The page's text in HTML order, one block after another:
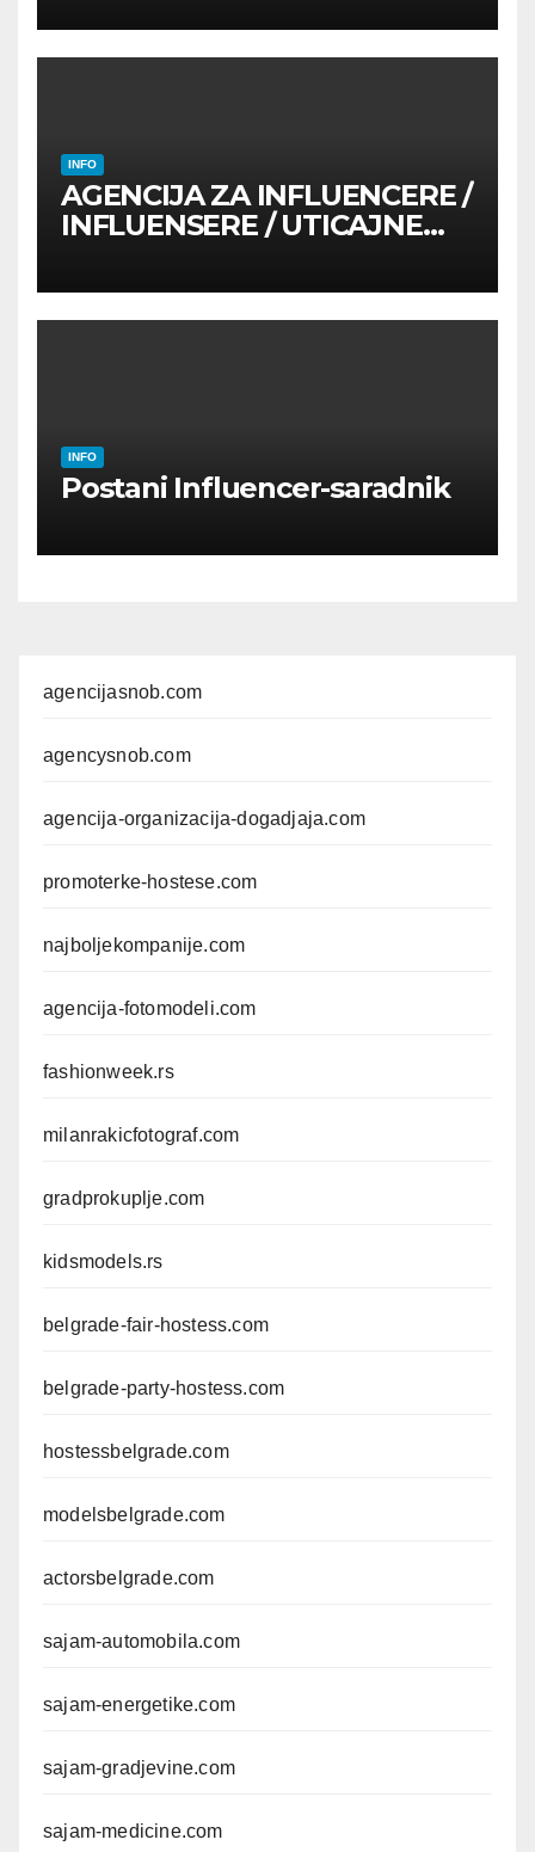
INFO
AGENCIJA ZA INFLUENCERE /
INFLUENSERE / UTICAJNE
INFO
Postani Influencer-saradnik
agencijasnob.com
agencysnob.com
agencija-organizacija-dogadjaja.com
promoterke-hostese.com
najboljekompanije.com
agencija-fotomodeli.com
fashionweek.rs
milanrakicfotograf.com
gradprokuplje.com
kidsmodels.rs
belgrade-fair-hostess.com
belgrade-party-hostess.com
hostessbelgrade.com
modelsbelgrade.com
actorsbelgrade.com
sajam-automobila.com
sajam-energetike.com
sajam-gradjevine.com
sajam-medicine.com